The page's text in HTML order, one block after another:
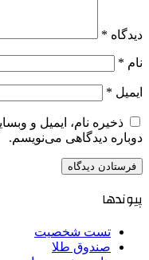
دیدگاه *
نام *
ایمیل *
ذخیره نام، ایمیل و
دوباره دیدگاهی می‌نویسم.
پیوندها
تست شخصیت
صندوق طلا